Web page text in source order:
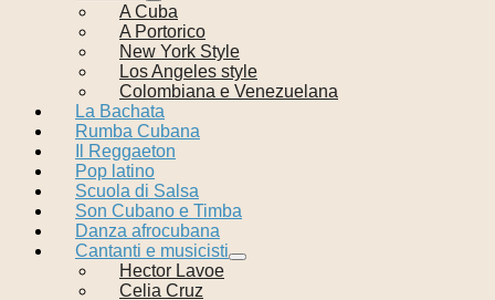
A Cuba
A Portorico
New York Style
Los Angeles style
Colombiana e Venezuelana
La Bachata
Rumba Cubana
Il Reggaeton
Pop latino
Scuola di Salsa
Son Cubano e Timba
Danza afrocubana
Cantanti e musicisti
Hector Lavoe
Celia Cruz